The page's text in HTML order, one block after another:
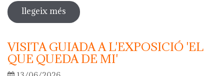
llegeix més sobre visita guiada a l'exposició 'anar
a la font'
VISITA GUIADA A L'EXPOSICIÓ 'EL
QUE QUEDA DE MI'